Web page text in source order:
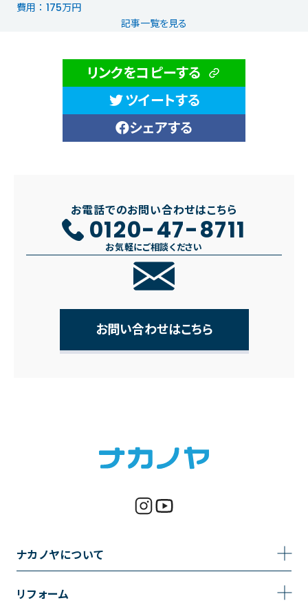
費用 ： 175万円
記事一覧を見る
リンクをコピーする
ツイートする
シェアする
お電話でのお問い合わせはこちら
0120-47-8711
お気軽にご相談ください
お問い合わせはこちら
ナカノヤについて
事業内容
リフォーム